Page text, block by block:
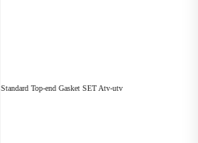
Standard Top-end Gasket SET Atv-utv